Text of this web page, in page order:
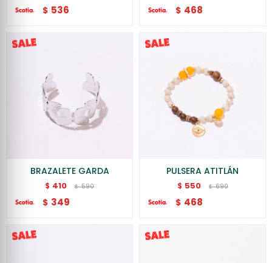
$ 536 $ 468
BRAZALETE GARDA
$ 410 $ 590
$ 349
PULSERA ATITLÁN
$ 550 $ 690
$ 468